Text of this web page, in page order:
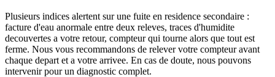
Plusieurs indices alertent sur une fuite en residence secondaire :
facture d'eau anormale entre deux releves, traces d'humidite
decouvertes a votre retour, compteur qui tourne alors que tout est
ferme. Nous vous recommandons de relever votre compteur avant
chaque depart et a votre arrivee. En cas de doute, nous pouvons
intervenir pour un diagnostic complet.